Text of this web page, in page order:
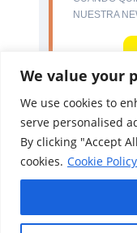
We value your
We use cookies to
serve personalised
By clicking "Accept
cookies. Cookie Policy
NUESTRA